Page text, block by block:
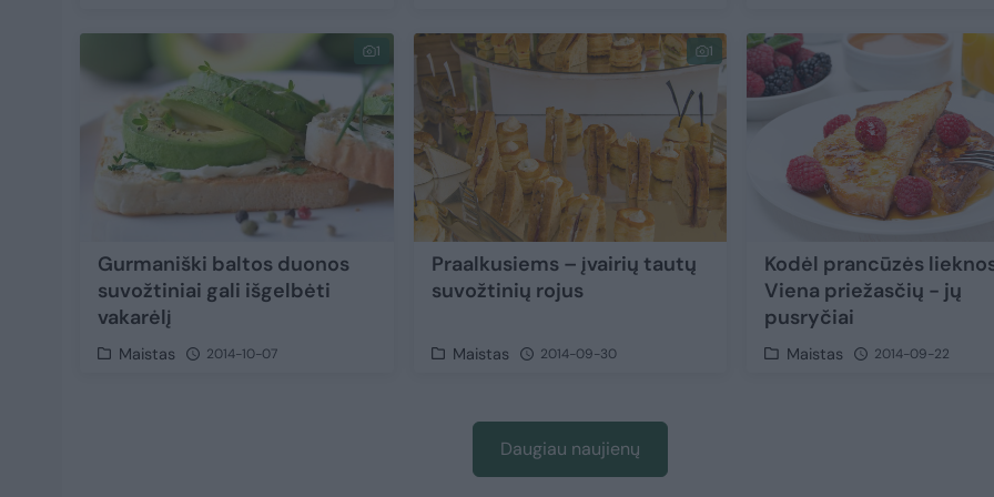
1
Gurmaniški baltos duonos
suvožtiniai gali išgelbėti
vakarėlį
Maistas 2014-10-07
1
Praalkusiems – įvairių tautų
suvožtinių rojus
Maistas 2014-09-30
Kodėl prancūzės
Viena priežasčių - jų
pusryčiai
Maistas 2014-09-22
Daugiau naujienų